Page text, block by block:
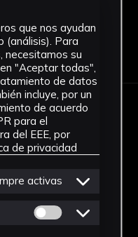
Ficha
que nos ayudan
(análisis). Para
necesitamos su
"Aceptar todas",
de datos
incluye, por un
de acuerdo
para el
del EEE, por
de privacidad
activas
Permitir cookies